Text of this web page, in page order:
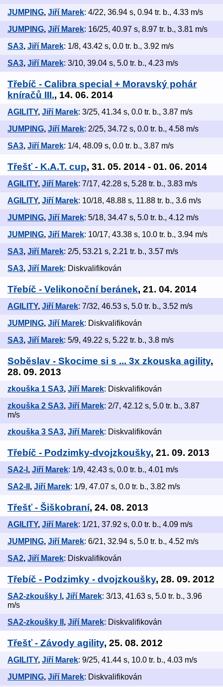
JUMPING, Jiří Marek: 4/22, 36.94 s, 0.94 tr. b., 4.33 m/s
JUMPING, Jiří Marek: 16/25, 40.97 s, 8.97 tr. b., 3.81 m/s
SA3, Jiří Marek: 1/8, 43.42 s, 0.0 tr. b., 3.92 m/s
SA3, Jiří Marek: 3/10, 39.04 s, 5.0 tr. b., 4.23 m/s
Třebíč - Calibra special + Moravský pohár
kníračů III., 14. 06. 2014
AGILITY, Jiří Marek: 3/25, 41.34 s, 0.0 tr. b., 3.87 m/s
JUMPING, Jiří Marek: 2/25, 34.72 s, 0.0 tr. b., 4.58 m/s
SA3, Jiří Marek: 1/4, 48.09 s, 0.0 tr. b., 3.87 m/s
Třešť - K.A.T. cup, 31. 05. 2014 - 01. 06. 2014
AGILITY, Jiří Marek: 7/17, 42.28 s, 5.28 tr. b., 3.83 m/s
AGILITY, Jiří Marek: 10/18, 48.88 s, 11.88 tr. b., 3.6 m/s
JUMPING, Jiří Marek: 5/18, 34.47 s, 5.0 tr. b., 4.12 m/s
JUMPING, Jiří Marek: 10/17, 43.38 s, 10.0 tr. b., 3.94 m/s
SA3, Jiří Marek: 2/5, 53.21 s, 2.21 tr. b., 3.57 m/s
SA3, Jiří Marek: Diskvalifikován
Třebíč - Velikonoční beránek, 21. 04. 2014
AGILITY, Jiří Marek: 7/32, 46.53 s, 5.0 tr. b., 3.52 m/s
JUMPING, Jiří Marek: Diskvalifikován
SA3, Jiří Marek: 5/9, 49.22 s, 5.22 tr. b., 3.8 m/s
Soběslav - Skocime si s ... 3x zkouska agility,
28. 09. 2013
zkouška 1 SA3, Jiří Marek: Diskvalifikován
zkouška 2 SA3, Jiří Marek: 2/7, 42.12 s, 5.0 tr. b., 3.87
m/s
zkouška 3 SA3, Jiří Marek: Diskvalifikován
Třebíč - Podzimky-dvojzkoušky, 21. 09. 2013
SA2-I , Jiří Marek: 1/9, 42.43 s, 0.0 tr. b., 4.01 m/s
SA2-II , Jiří Marek: 1/9, 47.07 s, 0.0 tr. b., 3.82 m/s
Třešť - Šiškobraní, 24. 08. 2013
AGILITY, Jiří Marek: 1/21, 37.92 s, 0.0 tr. b., 4.09 m/s
JUMPING, Jiří Marek: 6/21, 32.94 s, 5.0 tr. b., 4.52 m/s
SA2, Jiří Marek: Diskvalifikován
Třebíč - Podzimky - dvojzkoušky, 28. 09. 2012
SA2-zkoušky I , Jiří Marek: 3/13, 41.63 s, 5.0 tr. b., 3.96
m/s
SA2-zkoušky II , Jiří Marek: Diskvalifikován
Třešť - Závody agility, 25. 08. 2012
AGILITY, Jiří Marek: 9/25, 41.44 s, 10.0 tr. b., 4.03 m/s
JUMPING, Jiří Marek: Diskvalifikován